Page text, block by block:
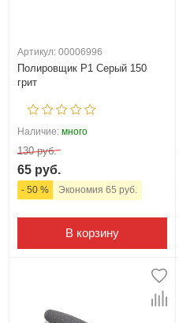
Артикул: 00006996
Полировщик P1 Серый 150
грит
Наличие: много
130 руб.
65 руб.
- 50 % Экономия 65 руб.
В корзину